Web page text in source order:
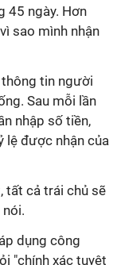
45 ngày. Hơn
sao mình nhận
tin người
Sau mỗi lần
nhập số tiền,
lệ được nhận của
tất cả trái chủ sẽ
dụng công
"chính xác tuyệt